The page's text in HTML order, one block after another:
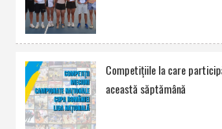
Competiţiile la care
această săptămână